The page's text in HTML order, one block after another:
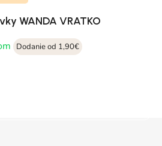
WANDA VRATKO
Dodanie od 1,90€